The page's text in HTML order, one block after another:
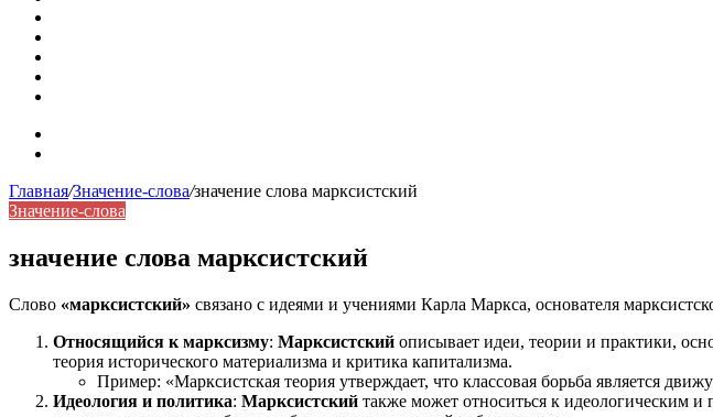
Главная/Значение-слова/значение слова марксистский
Значение-слова
значение слова марксистский
Слово «марксистский» связано с идеями и учениями Карла Маркса, основателя
Относящийся к марксизму: Марксистский описывает идеи, теории и практики,
теория исторического материализма и критика капитализма.
Пример: «Марксистская теория утверждает, что классовая борьба является
Идеология и политика: Марксистский также может относиться к идеологическим